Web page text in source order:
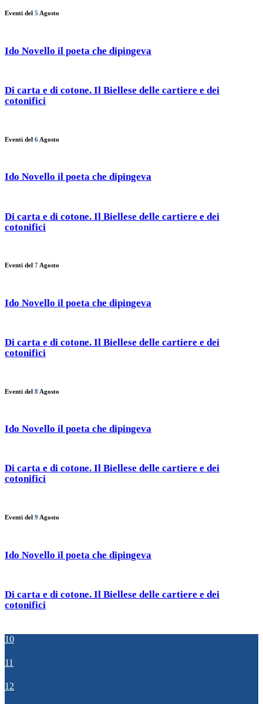
Eventi del 5 Agosto
Ido Novello il poeta che dipingeva
Di carta e di cotone. Il Biellese delle cartiere e dei
cotonifici
Eventi del 6 Agosto
Ido Novello il poeta che dipingeva
Di carta e di cotone. Il Biellese delle cartiere e dei
cotonifici
Eventi del 7 Agosto
Ido Novello il poeta che dipingeva
Di carta e di cotone. Il Biellese delle cartiere e dei
cotonifici
Eventi del 8 Agosto
Ido Novello il poeta che dipingeva
Di carta e di cotone. Il Biellese delle cartiere e dei
cotonifici
Eventi del 9 Agosto
Ido Novello il poeta che dipingeva
Di carta e di cotone. Il Biellese delle cartiere e dei
cotonifici
10
11
12